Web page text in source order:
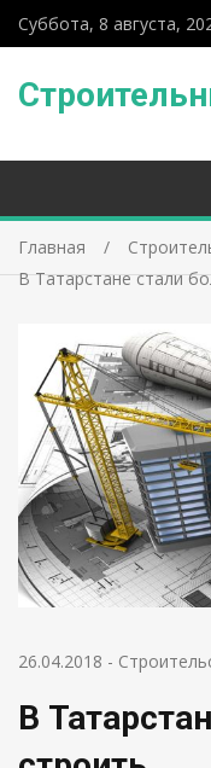
Суббота, 8 августа,
Главная
В Татарстане стали
26.04.2018 -
В